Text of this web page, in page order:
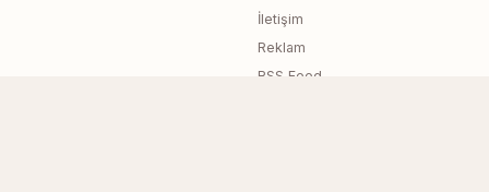
İletişim
Reklam
RSS Feed